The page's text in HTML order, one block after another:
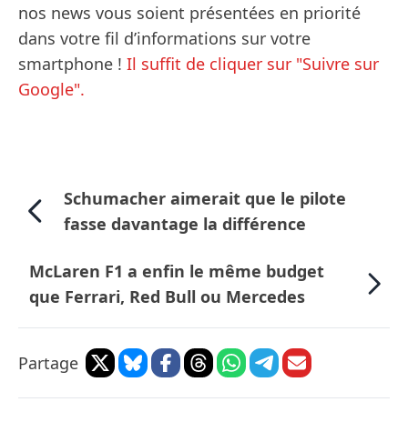
nos news vous soient présentées en priorité
dans votre fil d’informations sur votre
smartphone ! Il suffit de cliquer sur "Suivre sur
Google".
Schumacher aimerait que le pilote
fasse davantage la différence
McLaren F1 a enfin le même budget
que Ferrari, Red Bull ou Mercedes
Partage